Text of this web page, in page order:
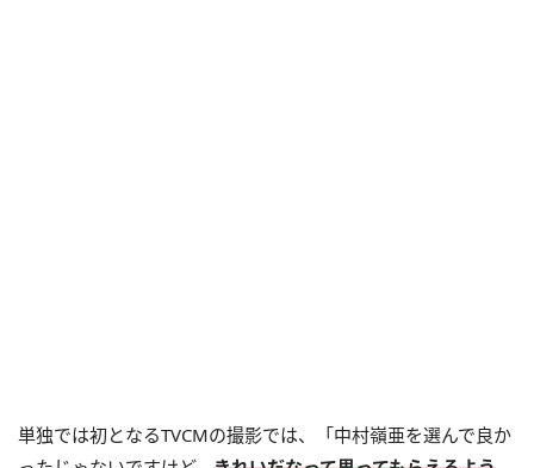
単独では初となるTVCMの撮影では、「中村嶺亜を選んで良か